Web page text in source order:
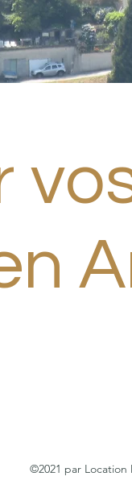
©2021 par Location